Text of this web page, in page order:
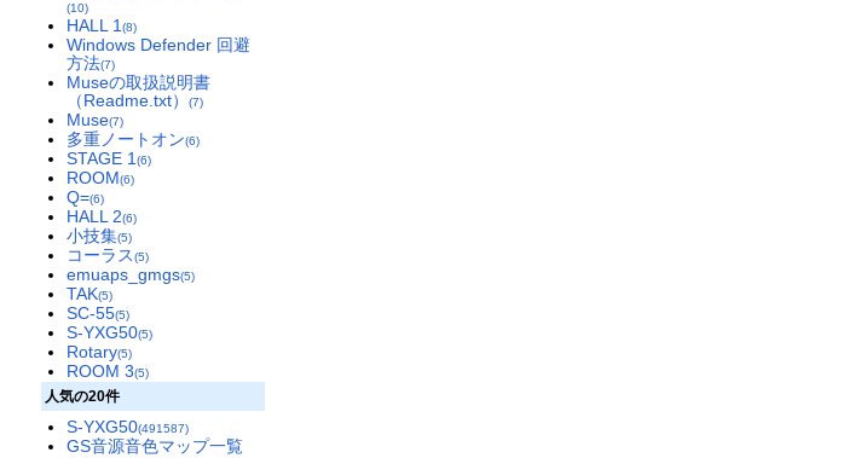
(10)
HALL 1(8)
Windows Defender 回避
方法(7)
Museの取扱説明書
（Readme.txt）(7)
Muse(7)
多重ノートオン(6)
STAGE 1(6)
ROOM(6)
Q=(6)
HALL 2(6)
小技集(5)
コーラス(5)
emuaps_gmgs(5)
TAK(5)
SC-55(5)
S-YXG50(5)
Rotary(5)
ROOM 3(5)
人気の20件
S-YXG50(491587)
GS音源音色マップ一覧